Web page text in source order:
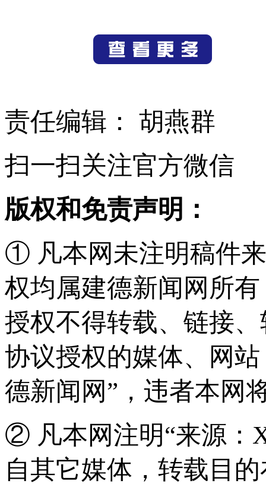
责任编辑： 胡燕群
扫一扫关注官方微信
版权和免责声明：
① 凡本网未注明稿件
权均属建德新闻网所
授权不得转载、链接
协议授权的媒体、网
德新闻网”，违者本网
② 凡本网注明“来源：
自其它媒体，转载目